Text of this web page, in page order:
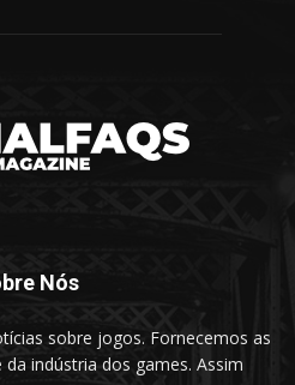
Nós
sobre jogos. Fornecemos as
indústria dos games. Assim